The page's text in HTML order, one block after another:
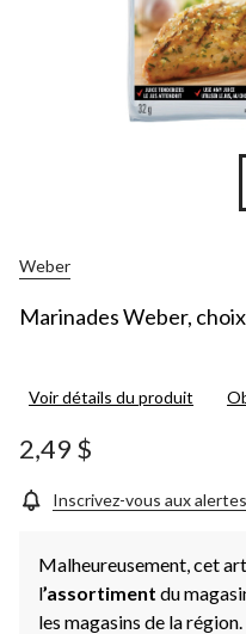
Weber
Marinades Weber,
Voir détails du produit
2,49 $
Inscrivez-vous aux
Malheureusement, cet
l’assortiment du
les magasins de la région.